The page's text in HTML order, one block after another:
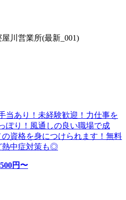
川営業所(最新_001)
当あり！未経験歓迎！力仕事を
ぽり！風通しの良い職場で成
資格を身につけられます！無料
熱中症対策も◎
円〜